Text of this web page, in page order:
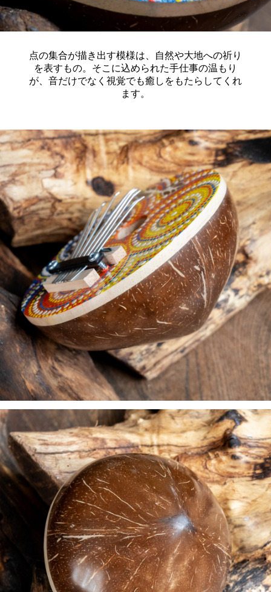
点の集合が描き出す模様は、自然や大地への祈り
を表すもの。そこに込められた手仕事の温もり
が、音だけでなく視覚でも癒しをもたらしてくれ
ます。